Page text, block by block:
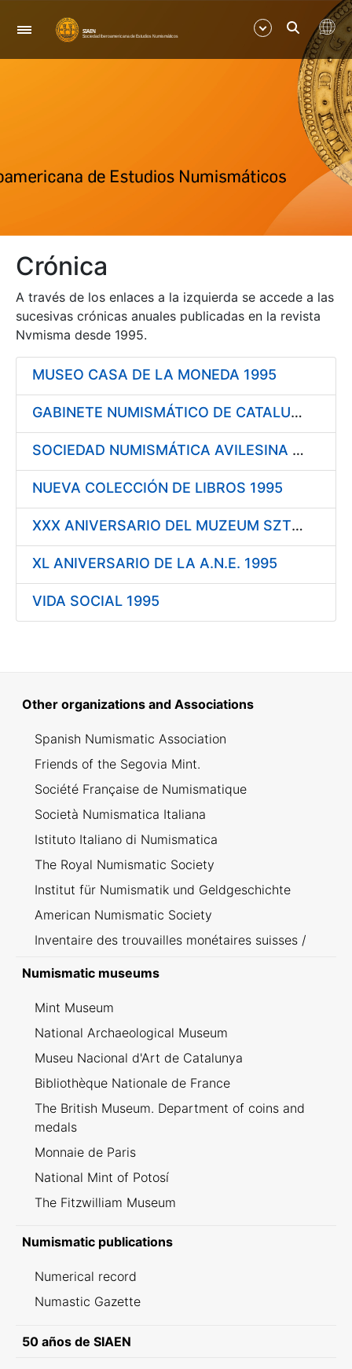
Navigation
Show/Hide
Show/Hide
Show/Hide
Show/Hide
Crónica
A través de los enlaces a la izquierda se accede a las
sucesivas crónicas anuales publicadas en la revista
Nvmisma desde 1995.
MUSEO CASA DE LA MONEDA 1995
GABINETE NUMISMÁTICO DE CATALUÑA 1995
SOCIEDAD NUMISMÁTICA AVILESINA 1995
NUEVA COLECCIÓN DE LIBROS 1995
XXX ANIVERSARIO DEL MUZEUM SZTUKI MEDALIERSKIEJ 1995
XL ANIVERSARIO DE LA A.N.E. 1995
VIDA SOCIAL 1995
Other organizations and Associations
Spanish Numismatic Association
Friends of the Segovia Mint.
Société Française de Numismatique
Società Numismatica Italiana
Istituto Italiano di Numismatica
The Royal Numismatic Society
Institut für Numismatik und Geldgeschichte
American Numismatic Society
Inventaire des trouvailles monétaires suisses /
Numismatic museums
Mint Museum
National Archaeological Museum
Museu Nacional d'Art de Catalunya
Bibliothèque Nationale de France
The British Museum. Department of coins and
medals
Monnaie de Paris
National Mint of Potosí
The Fitzwilliam Museum
Numismatic publications
Numerical record
Numastic Gazette
50 años de SIAEN